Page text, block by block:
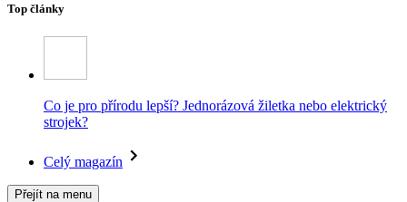
Top články
Co je pro přírodu lepší? Jednorázová žiletka nebo elektrický
strojek?
Celý magazín
Přejít na menu